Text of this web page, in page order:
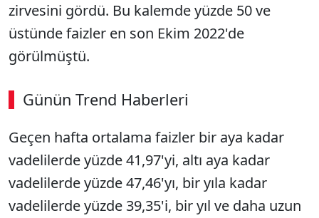
zirvesini gördü. Bu kalemde yüzde 50 ve
üstünde faizler en son Ekim 2022'de
görülmüştü.
Günün Trend Haberleri
SÖZCÜ SON DAKİKA
Geçen hafta ortalama faizler bir aya kadar
vadelilerde yüzde 41,97'yi, altı aya kadar
vadelilerde yüzde 47,46'yı, bir yıla kadar
vadelilerde yüzde 39,35'i, bir yıl ve daha uzun